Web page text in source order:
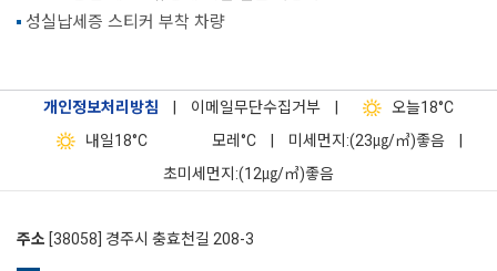
성실납세증 스티커 부착 차량
개인정보처리방침 이메일무단수집거부 오늘18°C
내일18°C 모레 °C 미세먼지:(23㎍/㎥)좋음
초미세먼지:(12㎍/㎥)좋음
주소 [38058] 경주시 충효천길 208-3